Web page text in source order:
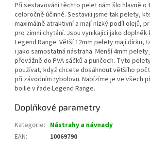
Při sestavování těchto pelet nám šlo hlavně o
celoročně účinné. Sestavili jsme tak pelety,
maximálně atraktivní a mají nízký podíl olejů,
pro zimní chytání. Jsou vynikající jako doplněk
Legend Range. Větší 12mm pelety mají dírku,
i jako samostatná nástraha. Menší 4mm
převážně do PVA sáčků a punčoch. Tyto
používat, když chcete dosáhnout většího
při závodním rybolovu. Nabízíme je ve všech
boilie v řade Legend Range.
Doplňkové parametry
Kategorie: Nástrahy a návnady
EAN: 10069790